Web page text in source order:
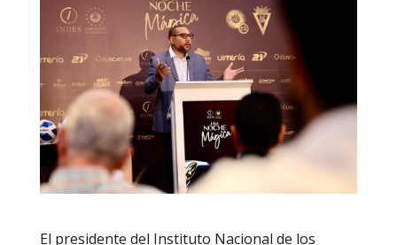
El presidente del Instituto Nacional de los